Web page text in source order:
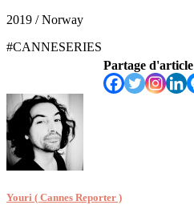
2019 / Norway
#CANNESERIES
Partage d'article
Youri ( Cannes Reporter )